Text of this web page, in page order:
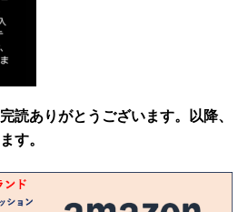
読ありがとうございます。以降、
す。